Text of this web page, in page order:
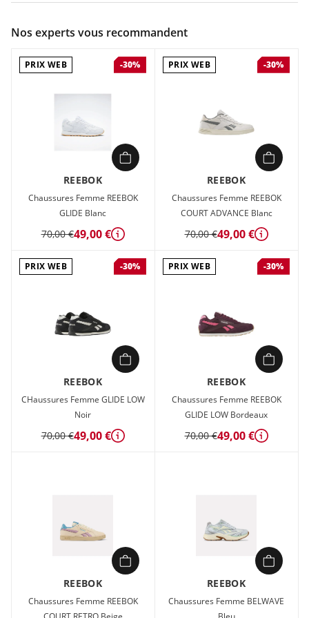
Chaussures Femme REEBOK COURT CLEAN Blanc en vente à
Nos experts vous recommandent
PRIX WEB -30%
REEBOK
Chaussures Femme REEBOK
GLIDE Blanc
70,00 €49,00 € Détails
PRIX WEB -30%
REEBOK
Chaussures Femme REEBOK
COURT ADVANCE Blanc
70,00 €49,00 € Détails
PRIX WEB -30%
REEBOK
CHaussures Femme GLIDE LOW
Noir
70,00 €49,00 € Détails
PRIX WEB -30%
REEBOK
Chaussures Femme REEBOK
GLIDE LOW Bordeaux
70,00 €49,00 € Détails
REEBOK
Chaussures Femme REEBOK
REEBOK
Chaussures Femme BELWAVE